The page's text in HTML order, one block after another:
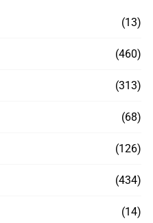
(13)
(460)
(313)
(68)
(126)
(434)
(14)